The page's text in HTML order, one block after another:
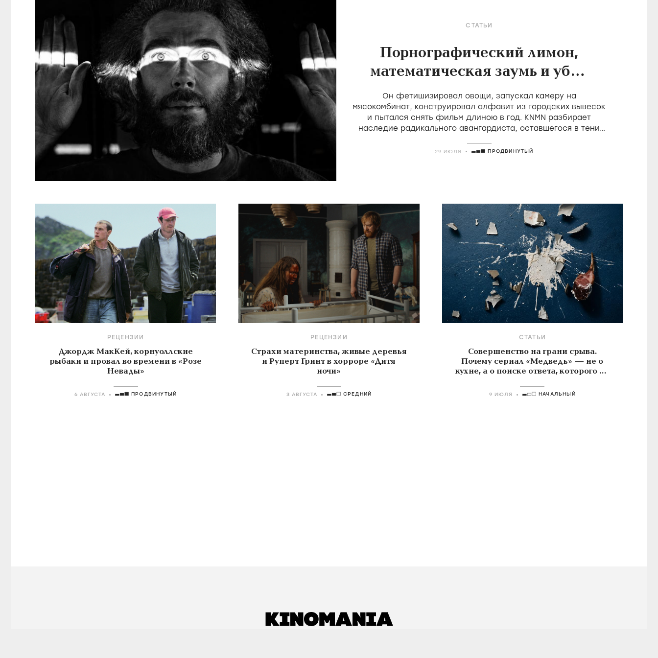
СТАТЬИ
Порнографический лимон,
математическая заумь и убой
скота в фильмах Холлиса
Фрэмптона
Он фетишизировал овощи, запускал камеру на
мясокомбинат, конструировал алфавит из городских вывесок
и пытался снять фильм длиною в год. KNMN разбирает
наследие радикального авангардиста, оставшегося в тени
29 ИЮЛЯ ПРОДВИНУТЫЙ
РЕЦЕНЗИИ
Джордж МакКей, корнуоллские
рыбаки и провал во времени в «Розе
Невады»
6 АВГУСТА ПРОДВИНУТЫЙ
РЕЦЕНЗИИ
Страхи материнства, живые деревья
и Руперт Гринт в хорроре «Дитя
ночи»
3 АВГУСТА СРЕДНИЙ
СТАТЬИ
Совершенство на грани срыва.
Почему сериал «Медведь» — не о
кухне, а о поиске ответа, которого не
9 ИЮЛЯ НАЧАЛЬНЫЙ